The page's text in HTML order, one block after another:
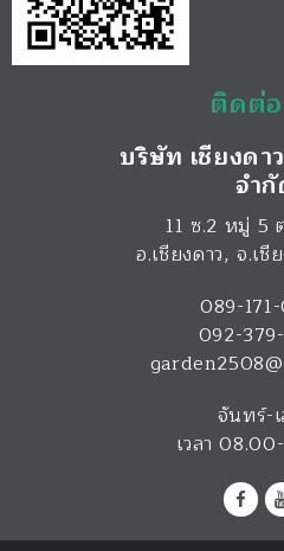
ติดต่อ
บริษัท เชียงดา
จำ
11 ซ.2 หมู่ 5
อ.เชียงดาว, จ.เชี
089-
092-
จันทร์-
เวลา